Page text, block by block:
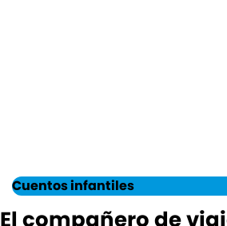
Cuentos infantiles
El compañero de